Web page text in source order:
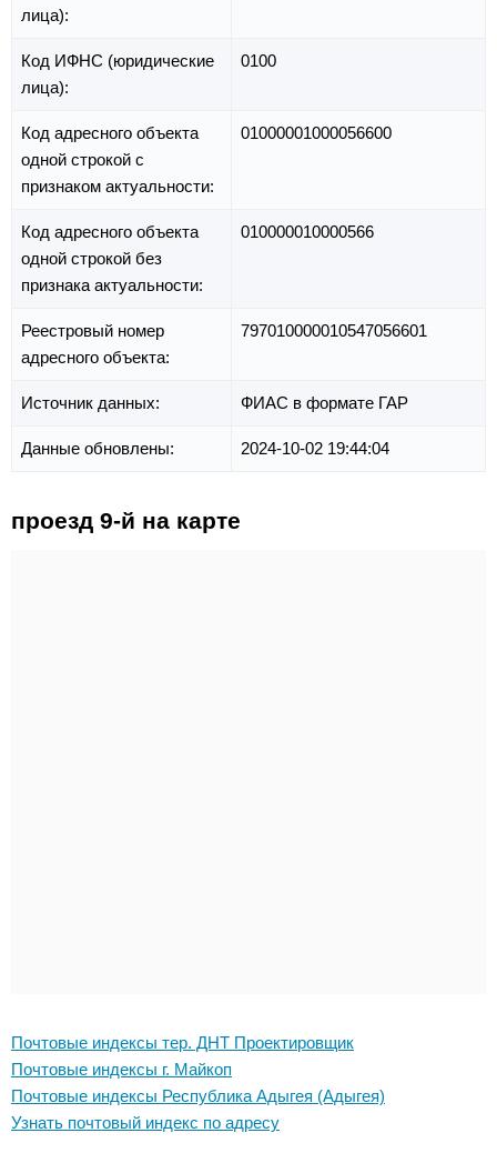
лица):
Код ИФНС (юридические
лица):
0100
Код адресного объекта
одной строкой с
признаком актуальности:
01000001000056600
Код адресного объекта
одной строкой без
признака актуальности:
010000010000566
Реестровый номер
адресного объекта:
797010000010547056601
Источник данных: ФИАС в формате ГАР
Данные обновлены: 2024-10-02 19:44:04
проезд 9-й на карте
Почтовые индексы тер. ДНТ Проектировщик
Почтовые индексы г. Майкоп
Почтовые индексы Республика Адыгея (Адыгея)
Узнать почтовый индекс по адресу